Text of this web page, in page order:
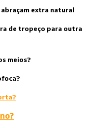
abraçam extra natural
de tropeço para outra
meios?